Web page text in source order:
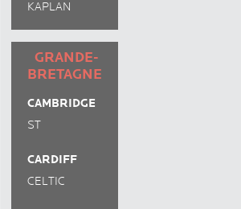
KAPLAN
GRANDE-
BRETAGNE
CAMBRIDGE
ST
CARDIFF
CELTIC